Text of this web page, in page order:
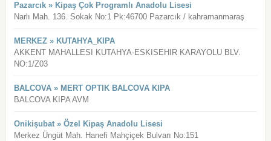
Pazarcık » Kipaş Çok Programlı Anadolu Lisesi
Narlı Mah. 136. Sokak No:1 Pk:46700 Pazarcık / kahramanmaraş
MERKEZ » KUTAHYA_KIPA
AKKENT MAHALLESI KUTAHYA-ESKISEHIR KARAYOLU BLV.
NO:1/Z03
BALCOVA » MERT OPTIK BALCOVA KIPA
BALCOVA KIPA AVM
Onikişubat » Özel Kipaş Anadolu Lisesi
Merkez Üngüt Mah. Hanefi Mahçiçek Bulvarı No:151